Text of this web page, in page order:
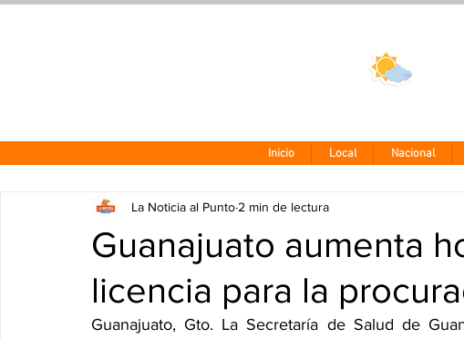
Inicio Local Nacional
Guanajuato aumenta
licencia para la
La Noticia al Punto 2 min de lectura
Guanajuato, Gto. La Secretaría de Salud de